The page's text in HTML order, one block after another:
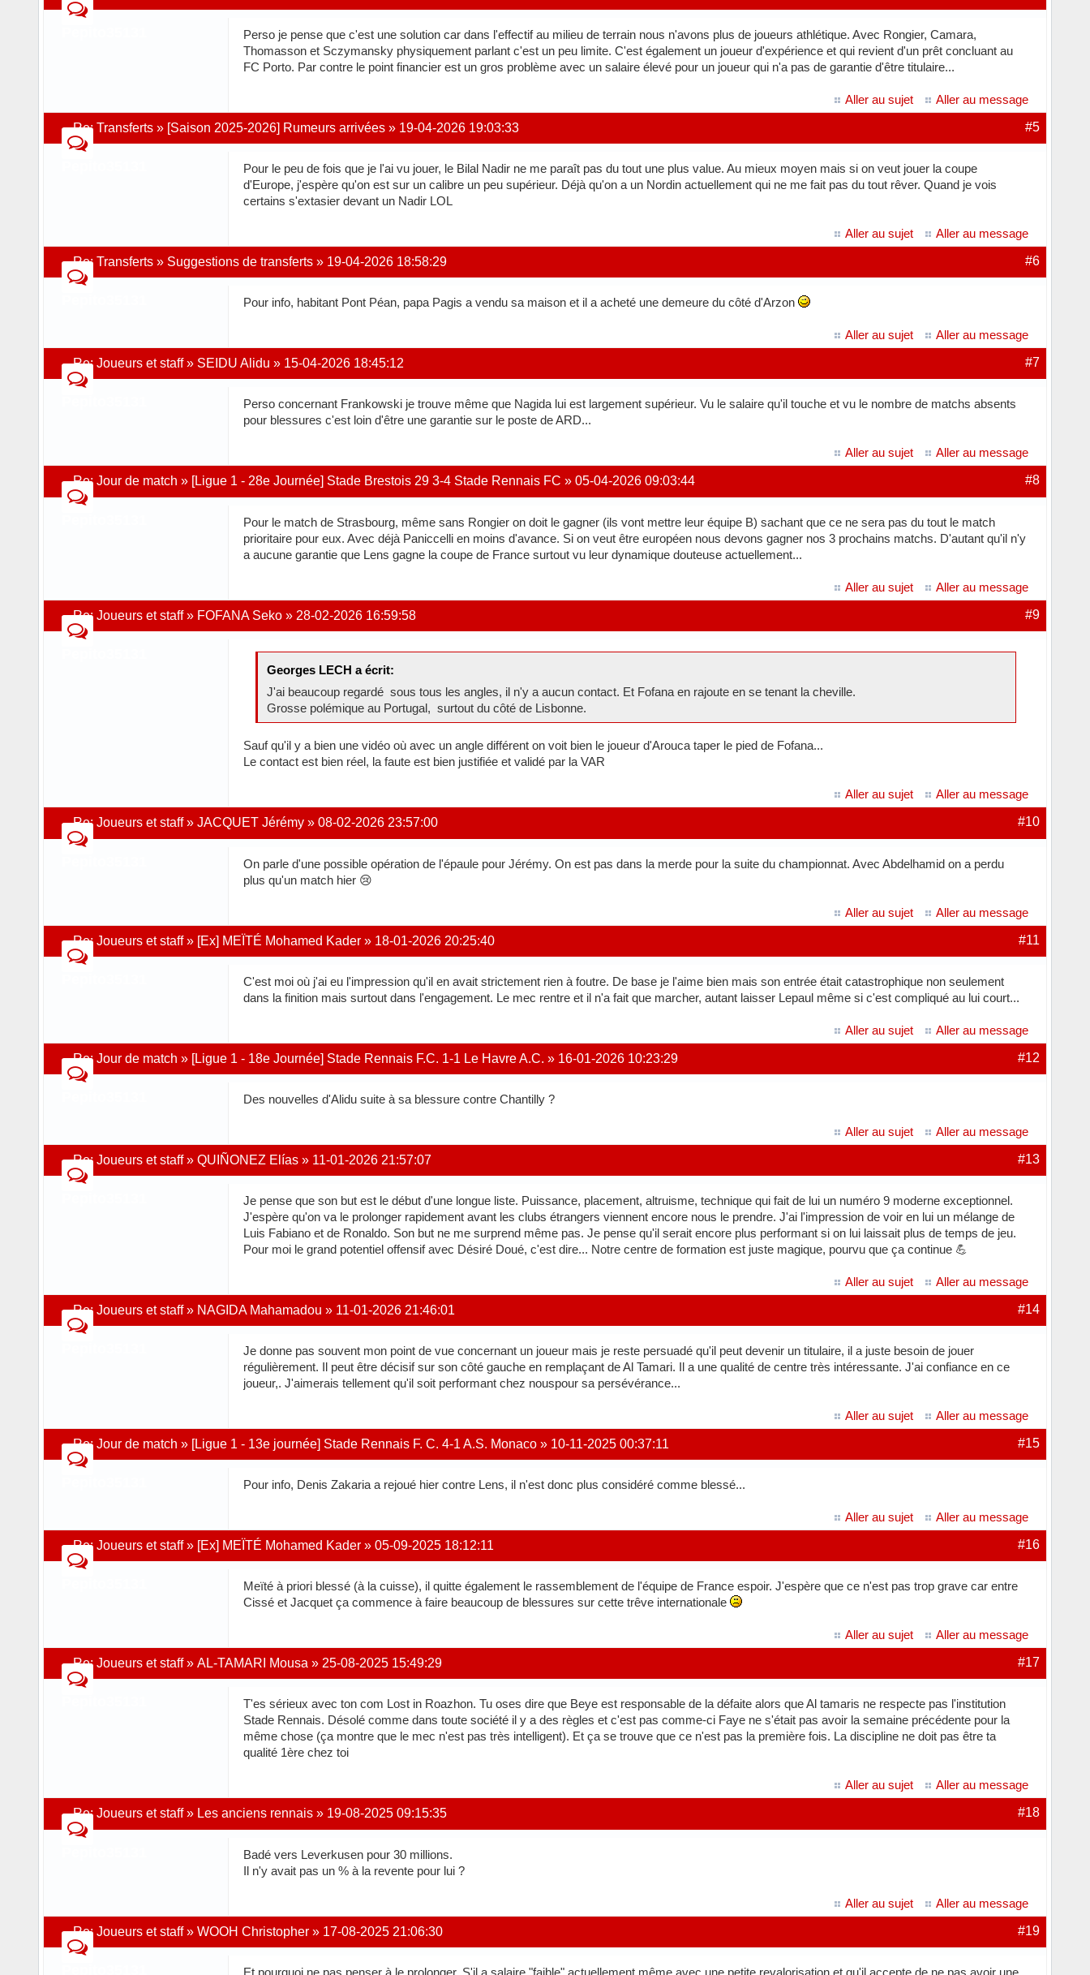
Perso je pense que c'est une solution car dans l'effectif au milieu de terrain nous n'avons plus de joueurs athlétique. Avec Rongier, Camara,
Thomasson et Sczymansky physiquement parlant c'est un peu limite. C'est également un joueur d'expérience et qui revient d'un prêt concluant au
FC Porto. Par contre le point financier est un gros problème avec un salaire élevé pour un joueur qui n'a pas de garantie d'être titulaire...
Aller au sujet Aller au message
#5
Re:Transferts » [Saison 2025-2026] Rumeurs arrivées » 19-04-2026 19:03:33
Pour le peu de fois que je l'ai vu jouer, le Bilal Nadir ne me paraît pas du tout une plus value. Au mieux moyen mais si on veut jouer la coupe
d'Europe, j'espère qu'on est sur un calibre un peu supérieur. Déjà qu'on a un Nordin actuellement qui ne me fait pas du tout rêver. Quand je vois
certains s'extasier devant un Nadir LOL
Aller au sujet Aller au message
#6
Re:Transferts » Suggestions de transferts » 19-04-2026 18:58:29
Pour info, habitant Pont Péan, papa Pagis a vendu sa maison et il a acheté une demeure du côté d'Arzon
Aller au sujet Aller au message
#7
Re:Joueurs et staff » SEIDU Alidu » 15-04-2026 18:45:12
Perso concernant Frankowski je trouve même que Nagida lui est largement supérieur. Vu le salaire qu'il touche et vu le nombre de matchs absents
pour blessures c'est loin d'être une garantie sur le poste de ARD...
Aller au sujet Aller au message
#8
Re:Jour de match » [Ligue 1 - 28e Journée] Stade Brestois 29 3-4 Stade Rennais FC »05-04-2026 09:03:44
Pour le match de Strasbourg, même sans Rongier on doit le gagner (ils vont mettre leur équipe B) sachant que ce ne sera pas du tout le match
prioritaire pour eux. Avec déjà Paniccelli en moins d'avance. Si on veut être européen nous devons gagner nos 3 prochains matchs. D'autant qu'il n'y
a aucune garantie que Lens gagne la coupe de France surtout vu leur dynamique douteuse actuellement...
Aller au sujet Aller au message
#9
Re:Joueurs et staff » FOFANA Seko » 28-02-2026 16:59:58
Georges LECH a écrit:
J'ai beaucoup regardé sous tous les angles, il n'y a aucun contact. Et Fofana en rajoute en se tenant la cheville.
Grosse polémique au Portugal, surtout du côté de Lisbonne.
Sauf qu'il y a bien une vidéo où avec un angle différent on voit bien le joueur d'Arouca taper le pied de Fofana...
Le contact est bien réel, la faute est bien justifiée et validé par la VAR
Aller au sujet Aller au message
#10
Re:Joueurs et staff »JACQUET Jérémy »08-02-2026 23:57:00
On parle d'une possible opération de l'épaule pour Jérémy. On est pas dans la merde pour la suite du championnat. Avec Abdelhamid on a perdu
plus qu'un match hier 😢
Aller au sujet Aller au message
#11
Re:Joueurs et staff » [Ex] MEÏTÉ Mohamed Kader » 18-01-2026 20:25:40
C'est moi où j'ai eu l'impression qu'il en avait strictement rien à foutre. De base je l'aime bien mais son entrée était catastrophique non seulement
dans la finition mais surtout dans l'engagement. Le mec rentre et il n'a fait que marcher, autant laisser Lepaul même si c'est compliqué au lui court...
Aller au sujet Aller au message
#12
Re:Jour de match » [Ligue 1 - 18e Journée] Stade Rennais F.C. 1-1 Le Havre A.C. » 16-01-2026 10:23:29
Des nouvelles d'Alidu suite à sa blessure contre Chantilly ?
Aller au sujet Aller au message
#13
Re:Joueurs et staff »QUIÑONEZ Elías » 11-01-2026 21:57:07
Je pense que son but est le début d'une longue liste. Puissance, placement, altruisme, technique qui fait de lui un numéro 9 moderne exceptionnel.
J'espère qu'on va le prolonger rapidement avant les clubs étrangers viennent encore nous le prendre. J'ai l'impression de voir en lui un mélange de
Luis Fabiano et de Ronaldo. Son but ne me surprend même pas. Je pense qu'il serait encore plus performant si on lui laissait plus de temps de jeu.
Pour moi le grand potentiel offensif avec Désiré Doué, c'est dire... Notre centre de formation est juste magique, pourvu que ça continue 💪
Aller au sujet Aller au message
#14
Re:Joueurs et staff » NAGIDA Mahamadou » 11-01-2026 21:46:01
Je donne pas souvent mon point de vue concernant un joueur mais je reste persuadé qu'il peut devenir un titulaire, il a juste besoin de jouer
régulièrement. Il peut être décisif sur son côté gauche en remplaçant de Al Tamari. Il a une qualité de centre très intéressante. J'ai confiance en ce
joueur,. J'aimerais tellement qu'il soit performant chez nouspour sa persévérance...
Aller au sujet Aller au message
#15
Re:Jour de match » [Ligue 1 - 13e journée] Stade Rennais F. C. 4-1 A.S. Monaco » 10-11-2025 00:37:11
Pour info, Denis Zakaria a rejoué hier contre Lens, il n'est donc plus considéré comme blessé...
Aller au sujet Aller au message
#16
Re:Joueurs et staff » [Ex] MEÏTÉ Mohamed Kader »05-09-2025 18:12:11
Meïté à priori blessé (à la cuisse), il quitte également le rassemblement de l'équipe de France espoir. J'espère que ce n'est pas trop grave car entre
Cissé et Jacquet ça commence à faire beaucoup de blessures sur cette trêve internationale
Aller au sujet Aller au message
#17
Re:Joueurs et staff »AL-TAMARI Mousa » 25-08-2025 15:49:29
T'es sérieux avec ton com Lost in Roazhon. Tu oses dire que Beye est responsable de la défaite alors que Al tamaris ne respecte pas l'institution
Stade Rennais. Désolé comme dans toute société il y a des règles et c'est pas comme-ci Faye ne s'était pas avoir la semaine précédente pour la
même chose (ça montre que le mec n'est pas très intelligent). Et ça se trouve que ce n'est pas la première fois. La discipline ne doit pas être ta
qualité 1ère chez toi
Aller au sujet Aller au message
#18
Re:Joueurs et staff » Les anciens rennais » 19-08-2025 09:15:35
Badé vers Leverkusen pour 30 millions.
Il n'y avait pas un % à la revente pour lui ?
Aller au sujet Aller au message
#19
Re:Joueurs et staff »WOOH Christopher » 17-08-2025 21:06:30
Et pourquoi ne pas penser à le prolonger. S'il a salaire "faible" actuellement même avec une petite revalorisation et qu'il accepte de ne pas avoir une